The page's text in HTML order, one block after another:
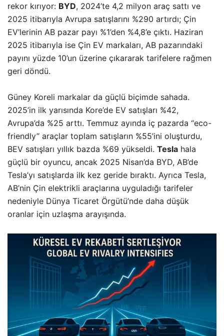
rekor kırıyor: BYD, 2024’te 4,2 milyon araç sattı ve
2025 itibarıyla Avrupa satışlarını %290 artırdı; Çin
EV’lerinin AB pazar payı %1’den %4,8’e çıktı. Haziran
2025 itibarıyla ise Çin EV markaları, AB pazarındaki
payını yüzde 10’un üzerine çıkararak tarifelere rağmen
geri döndü.
Güney Koreli markalar da güçlü biçimde sahada.
2025’in ilk yarısında Kore’de EV satışları %42,
Avrupa’da %25 arttı. Temmuz ayında iç pazarda “eco-
friendly” araçlar toplam satışların %55’ini oluşturdu,
BEV satışları yıllık bazda %69 yükseldi. Tesla hala
güçlü bir oyuncu, ancak 2025 Nisan’da BYD, AB’de
Tesla’yı satışlarda ilk kez geride bıraktı. Ayrıca Tesla,
AB’nin Çin elektrikli araçlarına uyguladığı tarifeler
nedeniyle Dünya Ticaret Örgütü’nde daha düşük
oranlar için uzlaşma arayışında.